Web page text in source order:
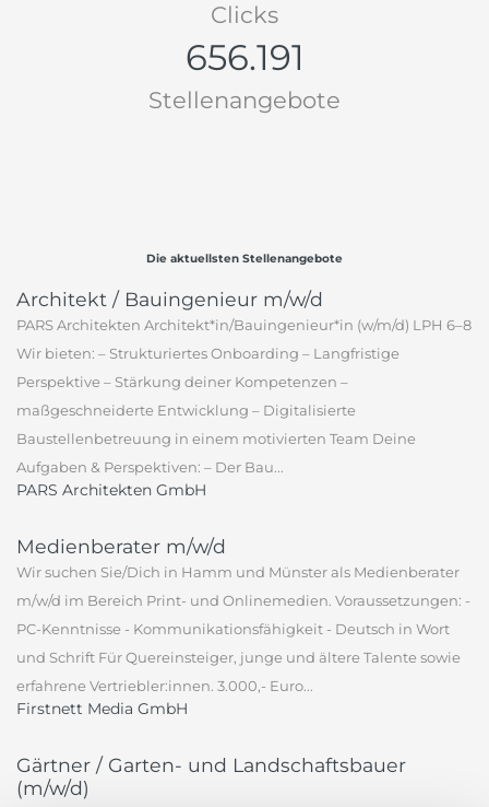
Clicks
656.191
Stellenangebote
Die aktuellsten Stellenangebote
Architekt / Bauingenieur m/w/d
PARS Architekten Architekt*in/Bauingenieur*in (w/m/d) LPH 6–8
Wir bieten: – Strukturiertes Onboarding – Langfristige
Perspektive – Stärkung deiner Kompetenzen –
maßgeschneiderte Entwicklung – Digitalisierte
Baustellenbetreuung in einem motivierten Team Deine
Aufgaben & Perspektiven: – Der Bau...
PARS Architekten GmbH
Medienberater m/w/d
Wir suchen Sie/Dich in Hamm und Münster als Medienberater
m/w/d im Bereich Print- und Onlinemedien. Voraussetzungen: -
PC-Kenntnisse - Kommunikationsfähigkeit - Deutsch in Wort
und Schrift Für Quereinsteiger, junge und ältere Talente sowie
erfahrene Vertriebler:innen. 3.000,- Euro...
Firstnett Media GmbH
Gärtner / Garten- und Landschaftsbauer
(m/w/d)